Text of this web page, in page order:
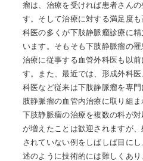
瘤は、治療を受ければ患者さん
す。そして治療に対する満足度
科医の多くが下肢静脈瘤診療に
います。そもそも下肢静脈瘤の
治療に従事する血管外科医も以
す。また、最近では、形成外科
科医など従来は下肢静脈瘤を専
肢静脈瘤の血管内治療に取り組ま
下肢静脈瘤の治療を複数の科が
が増えたことは歓迎されますが
されていない例をしばしば目に
述のように技術的には難しくあ